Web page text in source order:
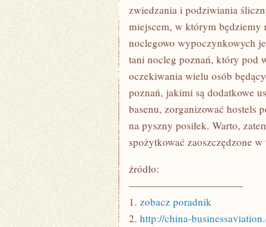
zwiedzania i podziwiania
miejscem, w którym
noclegowo wypoczynkowych
tani nocleg poznań, który pod
oczekiwania wielu osób
poznań, jakimi są dodatkowe
basenu, zorganizować hostels
na pyszny posiłek. Warto,
spożytkować zaoszczędzone
źródło:
———————————
1. zobacz poradnik
2. http://china-